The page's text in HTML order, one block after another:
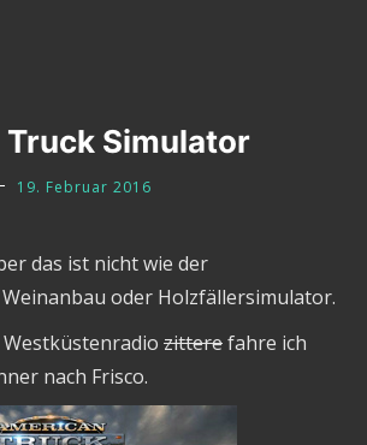
Simulator
19. Februar 2016
das ist nicht wie der
oder Holzfällersimulator.
zitterefahre ich
nach Frisco.